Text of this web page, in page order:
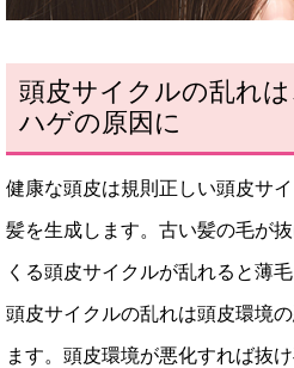
頭皮サイクルの乱れは
ハゲの原因に
健康な頭皮は規則正しい頭皮サ
髪を生成します。古い髪の毛が
くる頭皮サイクルが乱れると薄
頭皮サイクルの乱れは頭皮環境
ます。頭皮環境が悪化すれば抜